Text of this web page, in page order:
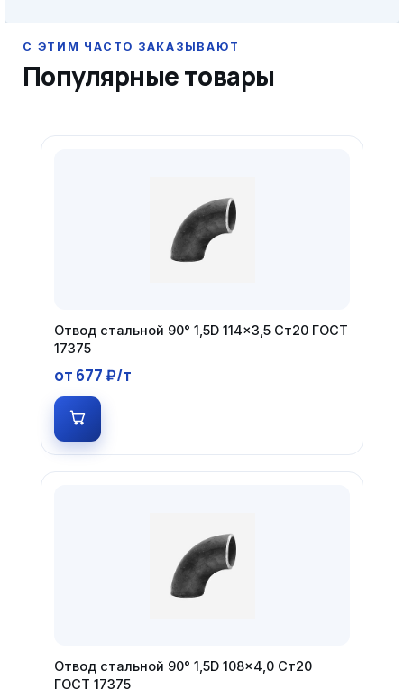
Популярные товары
Отвод стальной 90° 1,5D 114×3,5 Ст20 ГОСТ
17375
от 677 ₽/т
Отвод стальной 90° 1,5D 108×4,0 Ст20
ГОСТ 17375